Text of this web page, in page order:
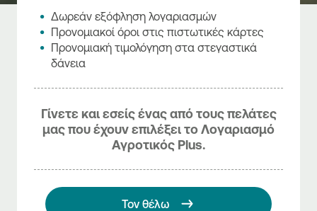
Δωρεάν εξόφληση λογαριασμών
Προνομιακοί όροι στις πιστωτικές κάρτες
Προνομιακή τιμολόγηση στα στεγαστικά
δάνεια
Γίνετε και εσείς ένας από τους πελάτες
μας που έχουν επιλέξει το Λογαριασμό
Αγροτικός Plus.
Τον θέλω